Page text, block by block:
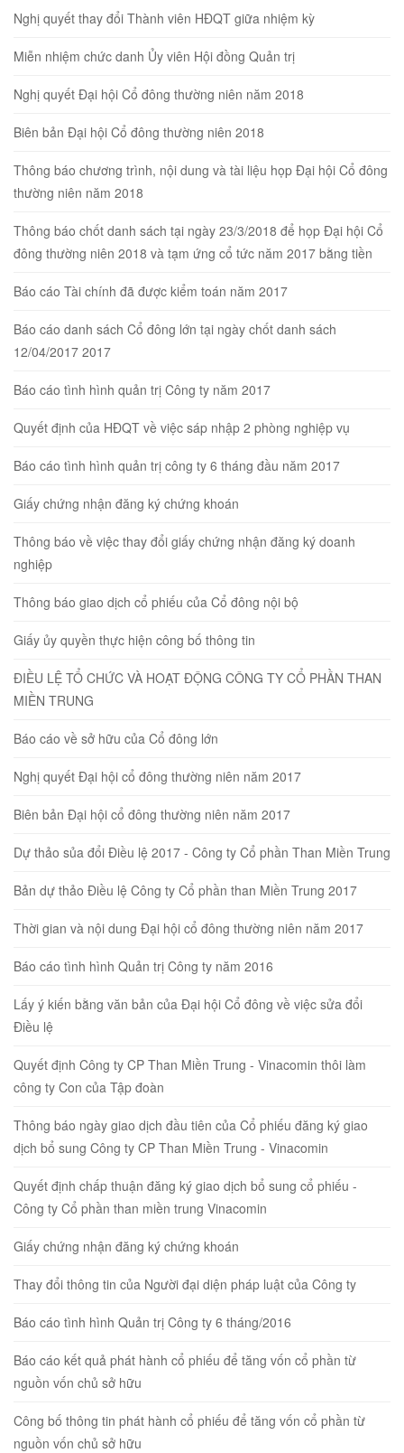
Nghị quyết thay đổi Thành viên HĐQT giữa nhiệm kỳ
Miễn nhiệm chức danh Ủy viên Hội đồng Quản trị
Nghị quyết Đại hội Cổ đông thường niên năm 2018
Biên bản Đại hội Cổ đông thường niên 2018
Thông báo chương trình, nội dung và tài liệu họp Đại hội Cổ đông
thường niên năm 2018
Thông báo chốt danh sách tại ngày 23/3/2018 để họp Đại hội Cổ
đông thường niên 2018 và tạm ứng cổ tức năm 2017 bằng tiền
Báo cáo Tài chính đã được kiểm toán năm 2017
Báo cáo danh sách Cổ đông lớn tại ngày chốt danh sách
12/04/2017 2017
Báo cáo tình hình quản trị Công ty năm 2017
Quyết định của HĐQT về việc sáp nhập 2 phòng nghiệp vụ
Báo cáo tình hình quản trị công ty 6 tháng đầu năm 2017
Giấy chứng nhận đăng ký chứng khoán
Thông báo về việc thay đổi giấy chứng nhận đăng ký doanh
nghiệp
Thông báo giao dịch cổ phiếu của Cổ đông nội bộ
Giấy ủy quyền thực hiện công bố thông tin
ĐIỀU LỆ TỔ CHỨC VÀ HOẠT ĐỘNG CÔNG TY CỔ PHẦN THAN
MIỀN TRUNG
Báo cáo về sở hữu của Cổ đông lớn
Nghị quyết Đại hội cổ đông thường niên năm 2017
Biên bản Đại hội cổ đông thường niên năm 2017
Dự thảo sủa đổi Điều lệ 2017 - Công ty Cổ phần Than Miền Trung
Bản dự thảo Điều lệ Công ty Cổ phần than Miền Trung 2017
Thời gian và nội dung Đại hội cổ đông thường niên năm 2017
Báo cáo tình hình Quản trị Công ty năm 2016
Lấy ý kiến bằng văn bản của Đại hội Cổ đông về việc sửa đổi
Điều lệ
Quyết định Công ty CP Than Miền Trung - Vinacomin thôi làm
công ty Con của Tập đoàn
Thông báo ngày giao dịch đầu tiên của Cổ phiếu đăng ký giao
dịch bổ sung Công ty CP Than Miền Trung - Vinacomin
Quyết định chấp thuận đăng ký giao dịch bổ sung cổ phiếu -
Công ty Cổ phần than miền trung Vinacomin
Giấy chứng nhận đăng ký chứng khoán
Thay đổi thông tin của Người đại diện pháp luật của Công ty
Báo cáo tình hình Quản trị Công ty 6 tháng/2016
Báo cáo kết quả phát hành cổ phiếu để tăng vốn cổ phần từ
nguồn vốn chủ sở hữu
Công bố thông tin phát hành cổ phiếu để tăng vốn cổ phần từ
nguồn vốn chủ sở hữu